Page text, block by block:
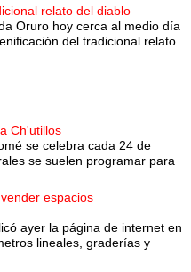
relato del diablo
Oruro hoy cerca al medio día
del tradicional relato...
Ch'utillos
se celebra cada 24 de
se suelen programar para
espacios
ayer la página de internet en
lineales, graderías y